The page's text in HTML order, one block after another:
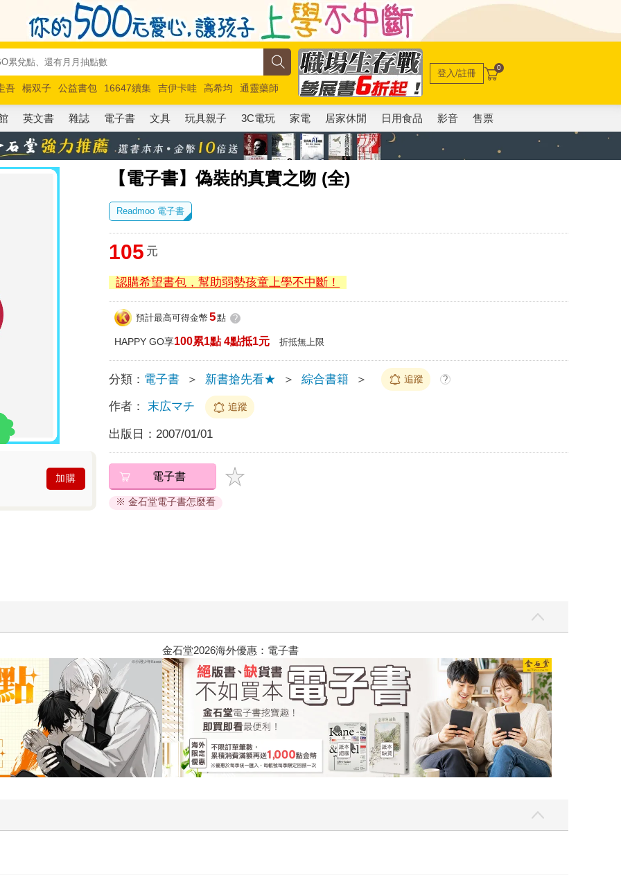
吾 楊双子 公益書包 16647續集 吉伊卡哇 高希均
通靈藥師
路邊攤新作
馬斯克 玩具總動員5 超慢跑
登入/註冊 0
英文書 雜誌 電子書 文具 玩具親子 3C電玩 家電 居家休閒 日用食品 影音 售票
【電子書】偽裝的真實之吻 (全)
加購
Readmoo 電子書
105 元
認購希望書包，幫助弱勢孩童上學不中斷！
預計最高可得金幣 5點 ?
HAPPY GO享100累1點 4點抵1元 折抵無上限
分類： 電子書 ＞ 新書搶先看★ ＞ 綜合書籍 ＞ 追蹤 ?
作者： 末広マチ 追蹤
出版日： 2007/01/01
電子書
※ 金石堂電子書怎麼看
2026金石堂暑假漫博〈你好，我吃一點〉第二波